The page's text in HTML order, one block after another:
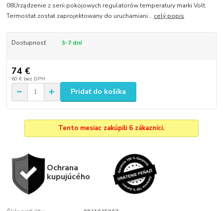
08Urządzenie z serii pokojowych regulatorów temperatury marki Volt.
Termostat został zaprojektowany do uruchamiani... celý popis
Dostupnosť 3-7 dní
74 €
60 € bez DPH
Pridať do košíka
Tento mesiac zakúpili 6 zákazníci.
Ochrana
kupujúcého